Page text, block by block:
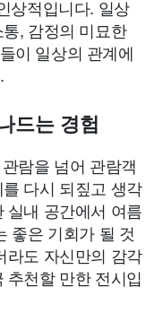
상적입니다. 일상
, 감정의 미묘한
이 일상의 관계에
드는 경험
람을 넘어 관람객
다시 되짚고 생각
실내 공간에서 여름
좋은 기회가 될 것
라도 자신만의 감각
추천할 만한 전시입